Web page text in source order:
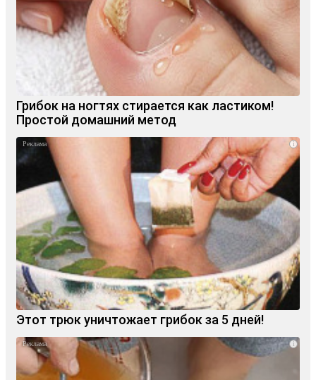
Грибок на ногтях стирается как ластиком!
Простой домашний метод
i
Этот трюк уничтожает грибок за 5 дней!
i